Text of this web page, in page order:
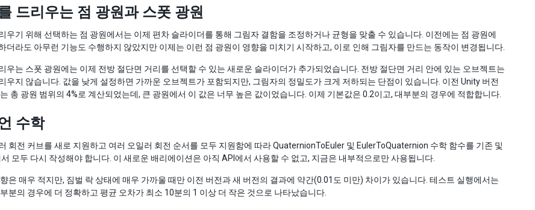
드리우는 점 광원과 스폿 광원
우기 위해 선택하는 점 광원에서는 이제 편차 슬라이더를 통해 그림자 결함을 조정하거나 균형을 맞출 수 있습니다. 이전에는 점 광원에
더라도 아무런 기능도 수행하지 않았지만 이제는 이런 점 광원이 영향을 미치기 시작하고, 이로 인해 그림자를 만드는 동작이 변경됩니다.
우는 스폿 광원에는 이제 전방 절단면 거리를 선택할 수 있는 새로운 슬라이더가 추가되었습니다. 전방 절단면 거리 안에 있는 오브젝트는
우지 않습니다. 값을 낮게 설정하면 가까운 오브젝트가 포함되지만, 그림자의 정밀도가 크게 저하되는 단점이 있습니다. 이전 Unity 버전
총 광원 범위의 4%로 계산되었는데, 큰 광원에서 이 값은 너무 높은 값이었습니다. 이제 기본값은 0.2이고, 대부분의 경우에 적합합니다.
수학
회전 커브를 새로 지원하고 여러 오일러 회전 순서를 모두 지원함에 따라 QuaternionToEuler 및 EulerToQuaternion 수학 함수를 기존 및
모두 다시 작성해야 합니다. 이 새로운 배리에이션은 아직 API에서 사용할 수 없고, 지금은 내부적으로만 사용됩니다.
은 매우 적지만, 짐벌 락 상태에 매우 가까울 때만 이전 버전과 새 버전의 결과에 약간(0.01도 미만) 차이가 있습니다. 테스트 실행에서는
분의 경우에 더 정확하고 평균 오차가 최소 10분의 1 이상 더 작은 것으로 나타났습니다.